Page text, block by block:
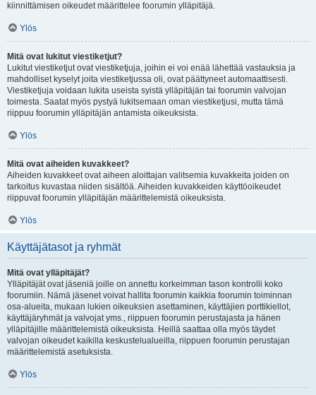
kiinnittämisen oikeudet määrittelee foorumin ylläpitäjä.
Ylös
Mitä ovat lukitut viestiketjut?
Lukitut viestiketjut ovat viestiketjuja, joihin ei voi enää lähettää vastauksia ja
mahdolliset kyselyt joita viestiketjussa oli, ovat päättyneet automaattisesti.
Viestiketjuja voidaan lukita useista syistä ylläpitäjän tai foorumin valvojan
toimesta. Saatat myös pystyä lukitsemaan oman viestiketjusi, mutta tämä
riippuu foorumin ylläpitäjän antamista oikeuksista.
Ylös
Mitä ovat aiheiden kuvakkeet?
Aiheiden kuvakkeet ovat aiheen aloittajan valitsemia kuvakkeita joiden on
tarkoitus kuvastaa niiden sisältöä. Aiheiden kuvakkeiden käyttöoikeudet
riippuvat foorumin ylläpitäjän määrittelemistä oikeuksista.
Ylös
Käyttäjätasot ja ryhmät
Mitä ovat ylläpitäjät?
Ylläpitäjät ovat jäseniä joille on annettu korkeimman tason kontrolli koko
foorumiin. Nämä jäsenet voivat hallita foorumin kaikkia foorumin toiminnan
osa-alueita, mukaan lukien oikeuksien asettaminen, käyttäjien porttikiellot,
käyttäjäryhmät ja valvojat yms., riippuen foorumin perustajasta ja hänen
ylläpitäjille määrittelemistä oikeuksista. Heillä saattaa olla myös täydet
valvojan oikeudet kaikilla keskustelualueilla, riippuen foorumin perustajan
määrittelemistä asetuksista.
Ylös